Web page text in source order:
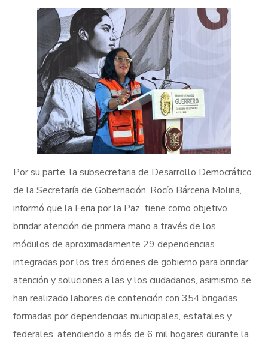
Por su parte, la subsecretaria de Desarrollo Democrático
de la Secretaría de Gobernación, Rocío Bárcena Molina,
informó que la Feria por la Paz, tiene como objetivo
brindar atención de primera mano a través de los
módulos de aproximadamente 29 dependencias
integradas por los tres órdenes de gobierno para brindar
atención y soluciones a las y los ciudadanos, asimismo se
han realizado labores de contención con 354 brigadas
formadas por dependencias municipales, estatales y
federales, atendiendo a más de 6 mil hogares durante la